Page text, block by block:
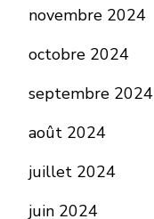
novembre 2024
octobre 2024
septembre 2024
août 2024
juillet 2024
juin 2024